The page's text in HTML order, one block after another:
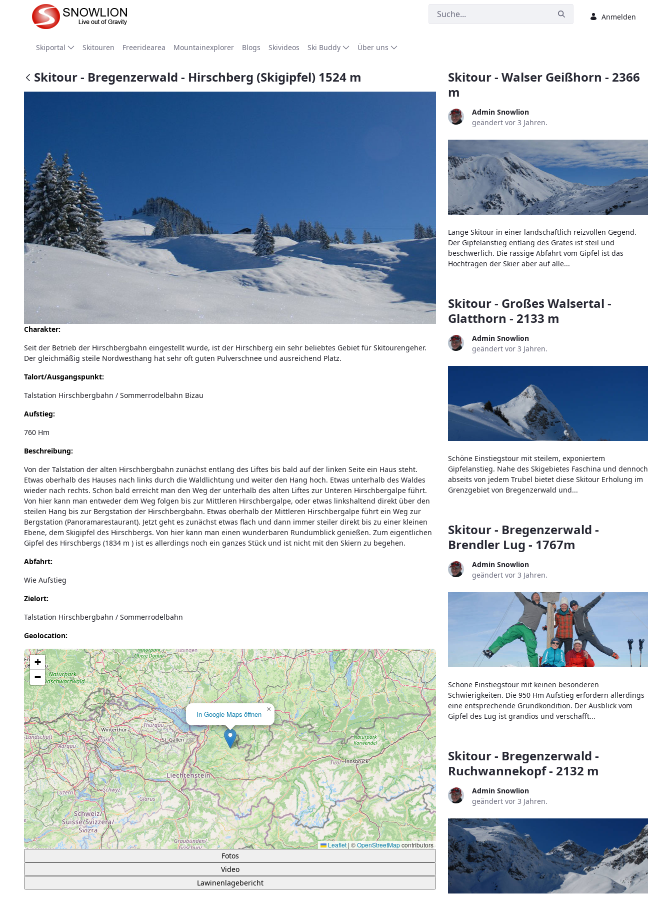
Zum Hauptinhalt springen
Anmelden
Skiportal Skitouren Freeridearea Mountainexplorer Blogs Skivideos Ski Buddy Über uns
Skitour - Bregenzerwald - Hirschberg (Skigipfel) 1524 m
Charakter:
Seit der Betrieb der Hirschbergbahn eingestellt wurde, ist der Hirschberg ein sehr beliebtes Gebiet für Skitourengeher.
Der gleichmäßig steile Nordwesthang hat sehr oft guten Pulverschnee und ausreichend Platz.
Talort/Ausgangspunkt:
Talstation Hirschbergbahn / Sommerrodelbahn Bizau
Aufstieg:
760 Hm
Beschreibung:
Von der Talstation der alten Hirschbergbahn zunächst entlang des Liftes bis bald auf der linken Seite ein Haus steht.
Etwas oberhalb des Hauses nach links durch die Waldlichtung und weiter den Hang hoch. Etwas unterhalb des Waldes
wieder nach rechts. Schon bald erreicht man den Weg der unterhalb des alten Liftes zur Unteren Hirschbergalpe führt.
Von hier kann man entweder dem Weg folgen bis zur Mittleren Hirschbergalpe, oder etwas linkshaltend direkt über den
steilen Hang bis zur Bergstation der Hirschbergbahn. Etwas oberhalb der Mittleren Hirschbergalpe führt ein Weg zur
Bergstation (Panoramarestaurant). Jetzt geht es zunächst etwas flach und dann immer steiler direkt bis zu einer kleinen
Ebene, dem Skigipfel des Hirschbergs. Von hier kann man einen wunderbaren Rundumblick genießen. Zum eigentlichen
Gipfel des Hirschbergs (1834 m ) ist es allerdings noch ein ganzes Stück und ist nicht mit den Skiern zu begehen.
Abfahrt:
Wie Aufstieg
Zielort:
Talstation Hirschbergbahn / Sommerrodelbahn
Geolocation:
Lade Karte...
In Google Maps öffnen
×
+
−
Leaflet | ©OpenStreetMapcontributors
Fotos
Video
Lawinenlagebericht
Skitour - Walser Geißhorn - 2366
m
Admin Snowlion
geändert vor 3 Jahren.
Lange Skitour in einer landschaftlich reizvollen Gegend.
Der Gipfelanstieg entlang des Grates ist steil und
beschwerlich. Die rassige Abfahrt vom Gipfel ist das
Hochtragen der Skier aber auf alle...
Skitour - Großes Walsertal -
Glatthorn - 2133 m
Admin Snowlion
geändert vor 3 Jahren.
Schöne Einstiegstour mit steilem, exponiertem
Gipfelanstieg. Nahe des Skigebietes Faschina und dennoch
abseits von jedem Trubel bietet diese Skitour Erholung im
Grenzgebiet von Bregenzerwald und...
Skitour - Bregenzerwald -
Brendler Lug - 1767m
Admin Snowlion
geändert vor 3 Jahren.
Schöne Einstiegstour mit keinen besonderen
Schwierigkeiten. Die 950 Hm Aufstieg erfordern allerdings
eine entsprechende Grundkondition. Der Ausblick vom
Gipfel des Lug ist grandios und verschafft...
Skitour - Bregenzerwald -
Ruchwannekopf - 2132 m
Admin Snowlion
geändert vor 3 Jahren.